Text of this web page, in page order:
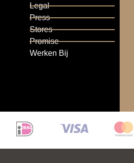
Legal
Press
Stores
Promise
Werken Bij